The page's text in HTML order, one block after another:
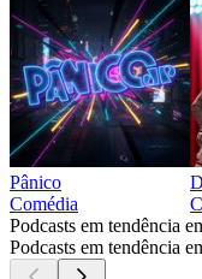
Pânico
Comédia
Podcasts em tendência
Podcasts em tendência